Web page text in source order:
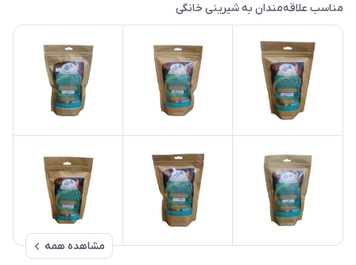
مناسب علاقه‌مندان به شیرینی خانگی
مشاهده همه